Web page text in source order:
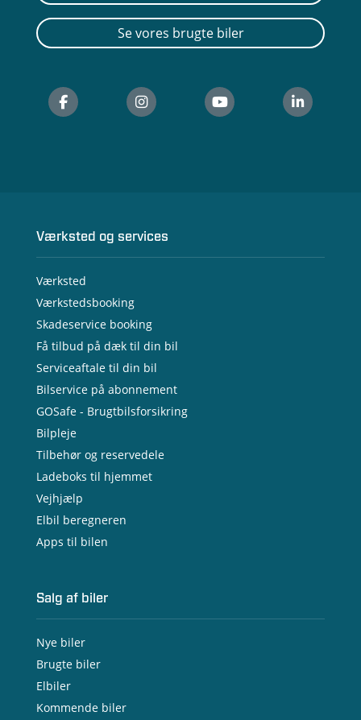
Se vores brugte biler
Værksted og services
Værksted
Værkstedsbooking
Skadeservice booking
Få tilbud på dæk til din bil
Serviceaftale til din bil
Bilservice på abonnement
GOSafe - Brugtbilsforsikring
Bilpleje
Tilbehør og reservedele
Ladeboks til hjemmet
Vejhjælp
Elbil beregneren
Apps til bilen
Salg af biler
Nye biler
Brugte biler
Elbiler
Kommende biler